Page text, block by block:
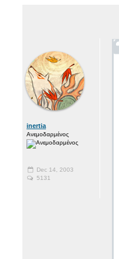
inertia
Ανεμοδαρμένος
Dec 14, 2003
5131